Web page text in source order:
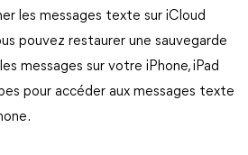
les messages texte sur iCloud
pouvez restaurer une sauvegarde
messages sur votre iPhone, iPad
pour accéder aux messages texte